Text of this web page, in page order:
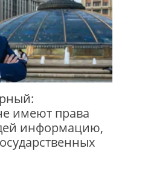
имеют права
информацию,